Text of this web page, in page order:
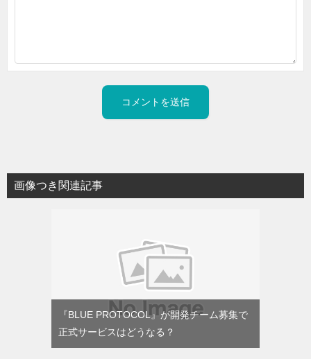
画像つき関連記事
『BLUE PROTOCOL』が開発チーム募集で
正式サービスはどうなる？